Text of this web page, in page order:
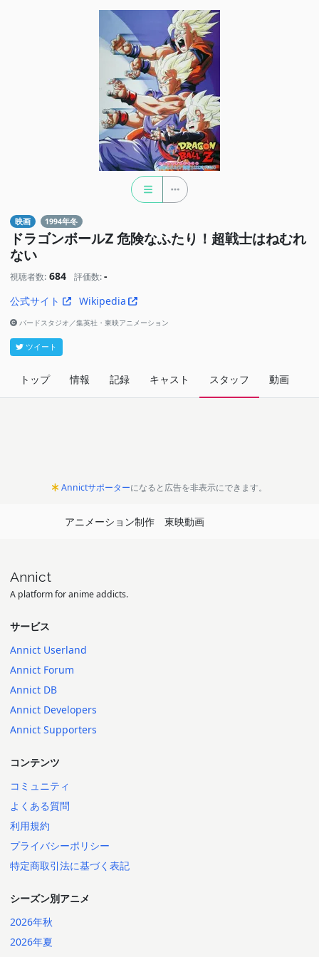
映画 1994年冬
ドラゴンボールZ 危険なふたり！超戦士はねむれ
ない
視聴者数: 684 評価数: -
公式サイト
Wikipedia
バードスタジオ／集英社・東映アニメーション
ツイート
トップ 情報 記録 キャスト スタッフ 動画
Annictサポーターになると広告を非表示にできます。
アニメーション制作 東映動画
Annict
A platform for anime addicts.
サービス
Annict Userland
Annict Forum
Annict DB
Annict Developers
Annict Supporters
コンテンツ
コミュニティ
よくある質問
利用規約
プライバシーポリシー
特定商取引法に基づく表記
シーズン別アニメ
2026年秋
2026年夏